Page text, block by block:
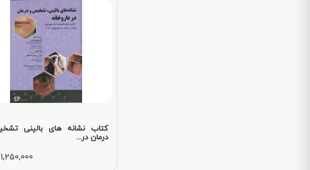
کتاب نشانه های بالینی
درمان در...
1,250,000